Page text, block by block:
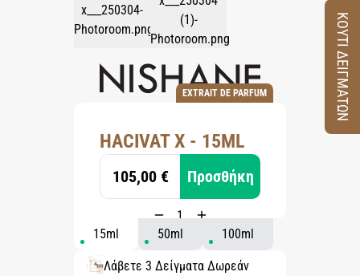
EXTRAIT DE PARFUM
HACIVAT X - 15ML
105,00 € Προσθήκη
15ml 50ml 100ml
Λάβετε 3 Δείγματα Δωρεάν
ΚΟΥΤΙ ΔΕΙΓΜΑΤΩΝ